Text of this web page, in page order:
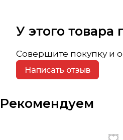
У этого
Совершите покупку и
Написать отзыв
Рекомендуем